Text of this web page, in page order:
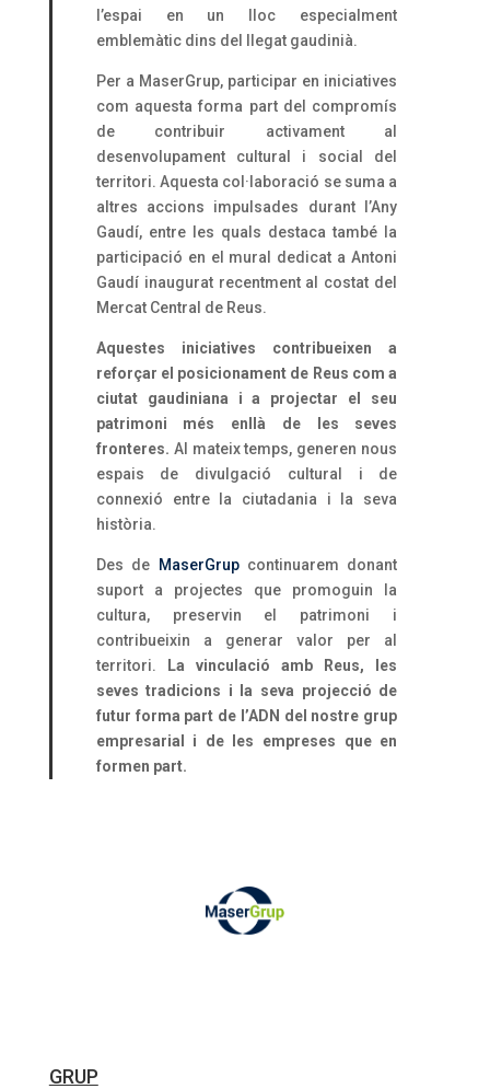
l’espai en un lloc especialment
emblemàtic dins del llegat gaudinià.
Per a MaserGrup, participar en iniciatives
com aquesta forma part del compromís
de contribuir activament al
desenvolupament cultural i social del
territori. Aquesta col·laboració se suma a
altres accions impulsades durant l’Any
Gaudí, entre les quals destaca també la
participació en el mural dedicat a Antoni
Gaudí inaugurat recentment al costat del
Mercat Central de Reus.
Aquestes iniciatives contribueixen a
reforçar el posicionament de Reus com a
ciutat gaudiniana i a projectar el seu
patrimoni més enllà de les seves
fronteres. Al mateix temps, generen nous
espais de divulgació cultural i de
connexió entre la ciutadania i la seva
història.
Des de MaserGrupcontinuarem donant
suport a projectes que promoguin la
cultura, preservin el patrimoni i
contribueixin a generar valor per al
territori.
La vinculació amb Reus, les
seves tradicions i la seva projecció de
futur forma part de l’ADN del nostre grup
empresarial i de les empreses que en
formen part.
GRUP